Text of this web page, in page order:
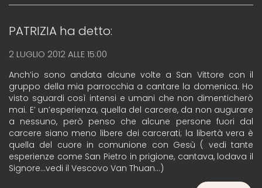
PATRIZIA ha detto:
2 LUGLIO 2012 ALLE 15:00
Anch’io sono andata alcune volte a San Vittore con il
gruppo della mia parrocchia a cantare la domenica. Ho
visto sguardi così intensi e umani che non dimenticherò
mai. E’ un’esperienza, quella del carcere, da non augurare
a nessuno, però penso che alcune persone fuori dal
carcere siano meno libere dei carcerati; la libertà vera è
quella del cuore in comunione con Gesù ( vedi tante
esperienze come San Pietro in prigione, cantava, lodava il
Signore…vedi il Vescovo Van Thuan…)